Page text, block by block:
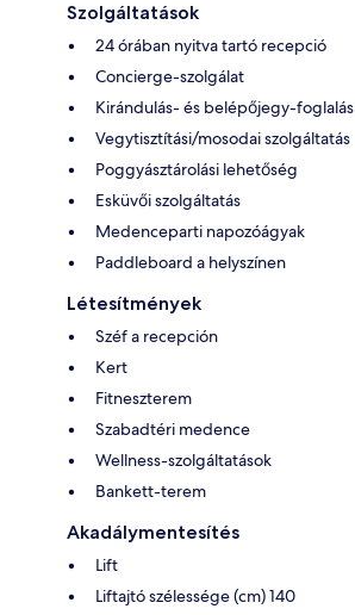
Szolgáltatások
24 órában nyitva tartó recepció
Concierge-szolgálat
Kirándulás- és belépőjegy-foglalás
Vegytisztítási/mosodai szolgáltatás
Poggyásztárolási lehetőség
Esküvői szolgáltatás
Medenceparti napozóágyak
Paddleboard a helyszínen
Létesítmények
Széf a recepción
Kert
Fitneszterem
Szabadtéri medence
Wellness-szolgáltatások
Bankett-terem
Akadálymentesítés
Lift
Liftajtó szélessége (cm) 140